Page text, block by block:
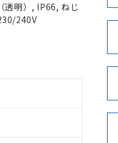
透明）, IP66, ねじ
240V